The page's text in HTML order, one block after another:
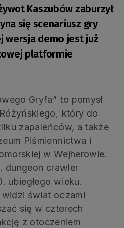
Kaszubów zaburzył
się scenariusz gry
wersja demo jest już
platformie
Gryfa” to pomysł
który do
zapaleńców, a także
Piśmiennictwa i
w Wejherowie.
dungeon crawler
ubiegłego wieku.
świat oczami
się w czterech
z otoczeniem